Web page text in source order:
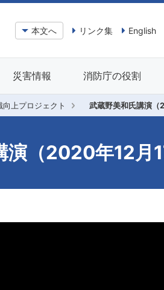
本文へ リンク集 English
災害情報 消防庁の役割
向上プロジェクト 武蔵野美和氏講演（
演（2020年12月